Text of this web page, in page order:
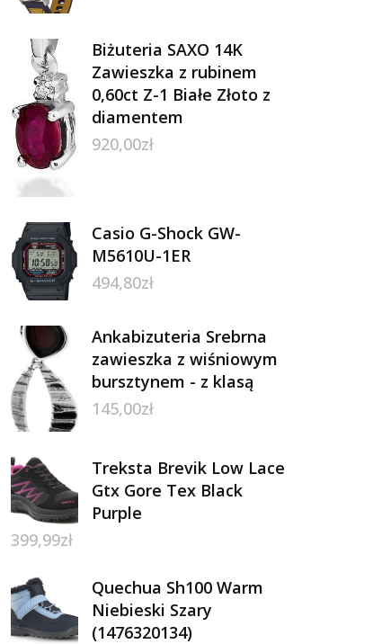
Biżuteria SAXO 14K
Zawieszka z rubinem
0,60ct Z-1 Białe Złoto z
diamentem
920,00zł
Casio G-Shock GW-
M5610U-1ER
494,80zł
Ankabizuteria Srebrna
zawieszka z wiśniowym
bursztynem - z klasą
145,00zł
Treksta Brevik Low Lace
Gtx Gore Tex Black
Purple
399,99zł
Quechua Sh100 Warm
Niebieski Szary
(1476320134)